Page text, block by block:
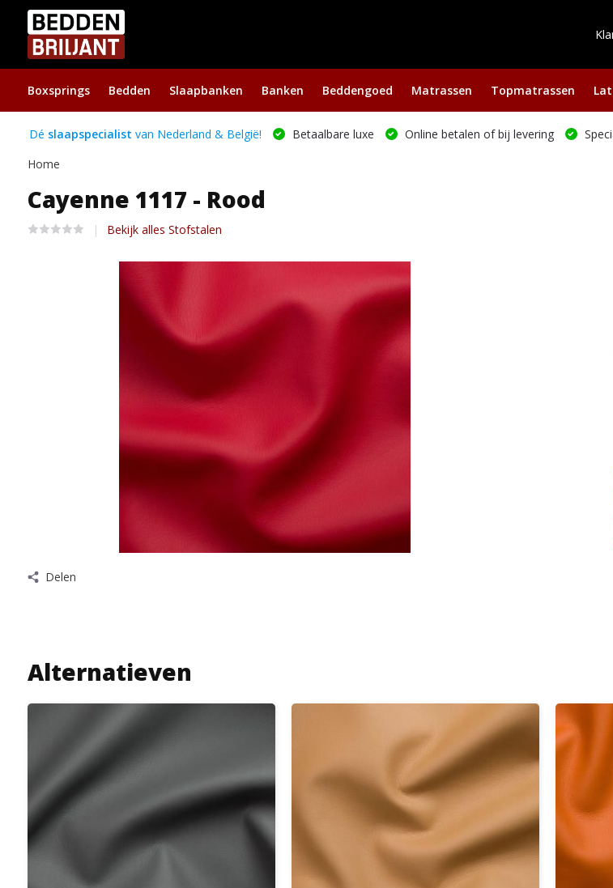
Boxsprings Bedden Slaapbanken Banken Beddengoed Matrassen Topmatrassen
Dé slaapspecialist van Nederland & België! Betaalbare luxe Online betalen of bij levering
Home
Cayenne 1117 - Rood
Bekijk alles Stofstalen
Delen
Alternatieven